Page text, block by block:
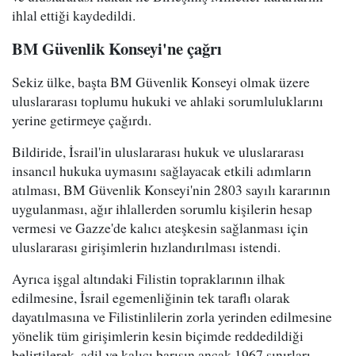
ihlal ettiği kaydedildi.
BM Güvenlik Konseyi'ne çağrı
Sekiz ülke, başta BM Güvenlik Konseyi olmak üzere
uluslararası toplumu hukuki ve ahlaki sorumluluklarını
yerine getirmeye çağırdı.
Bildiride, İsrail'in uluslararası hukuk ve uluslararası
insancıl hukuka uymasını sağlayacak etkili adımların
atılması, BM Güvenlik Konseyi'nin 2803 sayılı kararının
uygulanması, ağır ihlallerden sorumlu kişilerin hesap
vermesi ve Gazze'de kalıcı ateşkesin sağlanması için
uluslararası girişimlerin hızlandırılması istendi.
Ayrıca işgal altındaki Filistin topraklarının ilhak
edilmesine, İsrail egemenliğinin tek taraflı olarak
dayatılmasına ve Filistinlilerin zorla yerinden edilmesine
yönelik tüm girişimlerin kesin biçimde reddedildiği